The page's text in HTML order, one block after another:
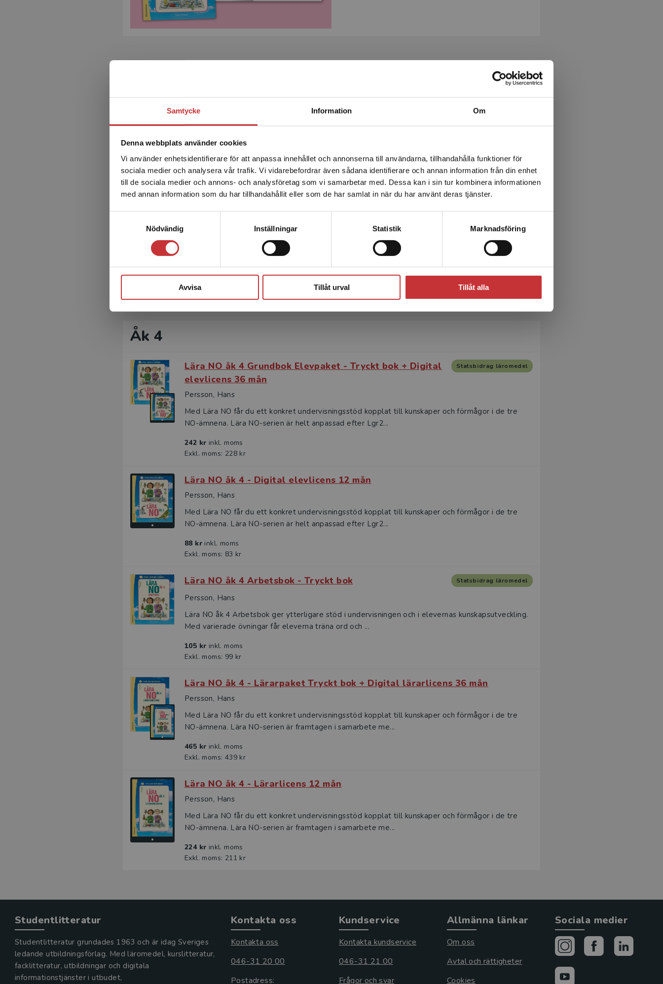
Samtycke Information Om
Denna webbplats använder cookies
Vi använder enhetsidentifierare för att anpassa innehållet och annonserna till användarna, tillhandahålla funktioner för
sociala medier och analysera vår trafik. Vi vidarebefordrar även sådana identifierare och annan information från din enhet
till de sociala medier och annons- och analysföretag som vi samarbetar med. Dessa kan i sin tur kombinera informationen
med annan information som du har tillhandahållit eller som de har samlat in när du har använt deras tjänster.
Nödvändig
Inställningar Statistik Marknadsföring
Avvisa Tillåt urval Tillåt alla
Begränsad fraktregion
Det verkar som att du besöker studentlitteratur.se via en
enhet utanför Sverige. Vi erbjuder inte leveranser utanför
Sverige. För att kunna slutföra ett köp måste
leveransadressen vara i Sverige.Läs mer
Lärarpaket – Tryckt bok + digital lärarlicens 36 mån
Med Lära NO:s lärarpaket blir det ännu enklare att använda lärarhandledningarna i undervisningen. De digitala
begreppslistor, startbilder med mera. Här finns även lärarhandledningen som e-bok.
Provläs lärarpaketet
Åk 4
Lära NO åk 4 Grundbok Elevpaket - Tryckt bok + Digital
elevlicens 36 mån
Statsbidrag läromedel
Persson, Hans
Med Lära NO får du ett konkret undervisningsstöd kopplat till kunskaper och förmågor i de tre
NO-ämnena. Lära NO-serien är helt anpassad efter Lgr2...
242 kr inkl. moms
Exkl. moms: 228 kr
Lära NO åk 4 - Digital elevlicens 12 mån
Persson, Hans
Med Lära NO får du ett konkret undervisningsstöd kopplat till kunskaper och förmågor i de tre
NO-ämnena. Lära NO-serien är helt anpassad efter Lgr2...
88 kr inkl. moms
Exkl. moms: 83 kr
Lära NO åk 4 Arbetsbok - Tryckt bok Statsbidrag läromedel
Persson, Hans
Lära NO åk 4 Arbetsbok ger ytterligare stöd i undervisningen och i elevernas kunskapsutveckling.
Med varierade övningar får eleverna träna ord och ...
105 kr inkl. moms
Exkl. moms: 99 kr
Lära NO åk 4 - Lärarpaket Tryckt bok + Digital lärarlicens 36 mån
Persson, Hans
Med Lära NO får du ett konkret undervisningsstöd kopplat till kunskaper och förmågor i de tre
NO-ämnena. Lära NO-serien är framtagen i samarbete me...
465 kr inkl. moms
Exkl. moms: 439 kr
Lära NO åk 4 - Lärarlicens 12 mån
Persson, Hans
Med Lära NO får du ett konkret undervisningsstöd kopplat till kunskaper och förmågor i de tre
NO-ämnena. Lära NO-serien är framtagen i samarbete me...
224 kr inkl. moms
Exkl. moms: 211 kr
Studentlitteratur
Studentlitteratur grundades 1963 och är idag Sveriges
ledande utbildningsförlag. Med läromedel, kurslitteratur,
facklitteratur, utbildningar och digitala
informationstjänster i utbudet,
Kontakta oss
Kontakta oss
046-31 20 00
Postadress:
Kundservice
Kontakta kundservice
046-31 21 00
Frågor och svar
Allmänna länkar
Om oss
Avtal och rättigheter
Cookies
Sociala medier